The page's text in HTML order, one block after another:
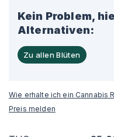
Kein Problem,
Alternativen:
Zu allen Blüten
Wie erhalte ich ein Cannabis
Preis melden